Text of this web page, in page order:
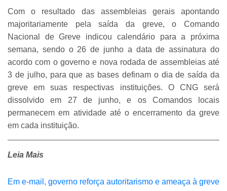
Com o resultado das assembleias gerais apontando
majoritariamente pela saída da greve, o Comando
Nacional de Greve indicou calendário para a próxima
semana, sendo o 26 de junho a data de assinatura do
acordo com o governo e nova rodada de assembleias até
3 de julho, para que as bases definam o dia de saída da
greve em suas respectivas instituições. O CNG será
dissolvido em 27 de junho, e os Comandos locais
permanecem em atividade até o encerramento da greve
em cada instituição.
Leia Mais
Em e-mail, governo reforça autoritarismo e ameaça à greve